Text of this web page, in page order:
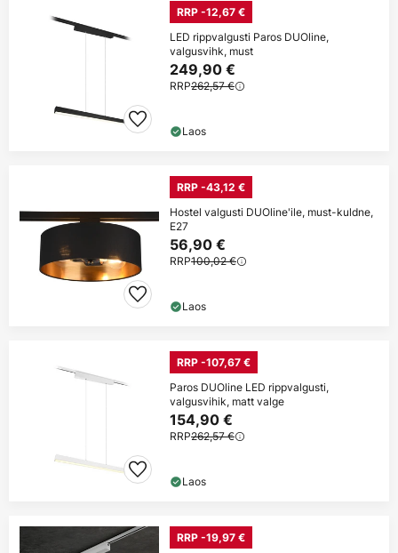
RRP -12,67 €
LED rippvalgusti Paros DUOline,
valgusvihk, must
249,90 €
RRP262,57 €
Laos
RRP -43,12 €
Hostel valgusti DUOline'ile, must-kuldne,
E27
56,90 €
RRP100,02 €
Laos
RRP -107,67 €
Paros DUOline LED rippvalgusti,
valgusvihik, matt valge
154,90 €
RRP262,57 €
Laos
RRP -19,97 €